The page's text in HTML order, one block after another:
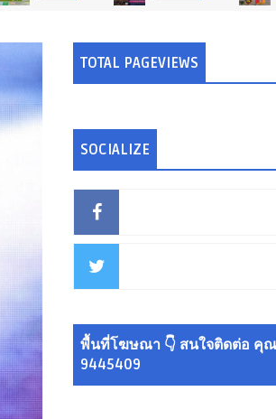
TOTAL PAGEVIEWS
SOCIALIZE
พื้นที่โฆษณา 👇 สนใจติดต่อ คุ
9445409